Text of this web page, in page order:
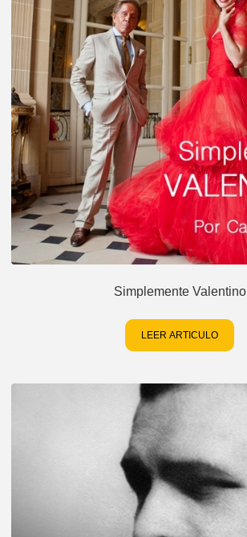
Simplemente Valentino
LEER ARTICULO